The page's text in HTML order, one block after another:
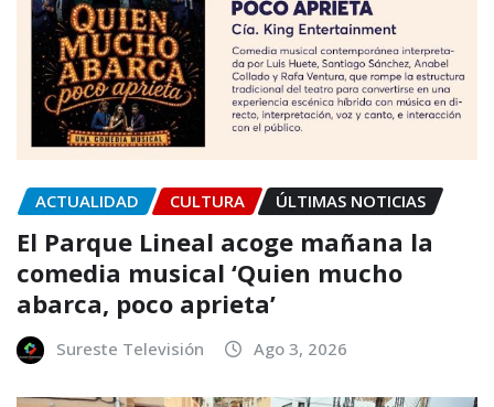
ACTUALIDAD CULTURA ÚLTIMAS NOTICIAS
El Parque Lineal acoge mañana la
comedia musical ‘Quien mucho
abarca, poco aprieta’
Sureste Televisión Ago 3, 2026